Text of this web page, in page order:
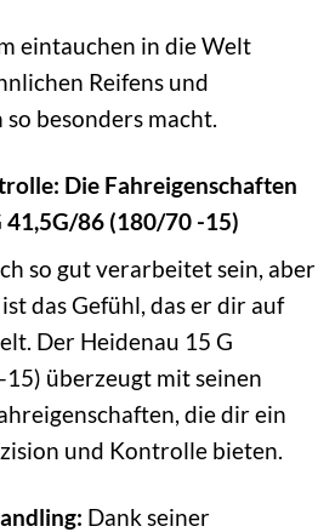
eintauchen in die Welt
Reifens und
besonders macht.
Die Fahreigenschaften
41,5G/86 (180/70 -15)
so gut verarbeitet sein, aber
das Gefühl, das er dir auf
Der Heidenau 15 G
überzeugt mit seinen
die dir ein
und Kontrolle bieten.
Dank seiner